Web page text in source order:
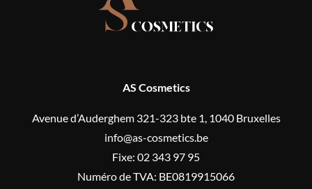
AS Cosmetics
Avenue d’Auderghem 321-323 bte 1, 1040 Bruxelles
info@as-cosmetics.be
Fixe: 02 343 97 95
Numéro de TVA: BE0819915066